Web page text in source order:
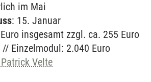
im Mai
: 15. Januar
insgesamt zzgl. ca. 255 Euro
// Einzelmodul: 2.040 Euro
Velte